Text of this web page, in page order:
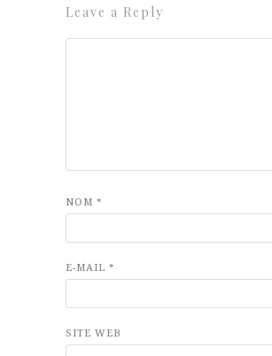
Leave a Reply
NOM *
E-MAIL *
SITE WEB